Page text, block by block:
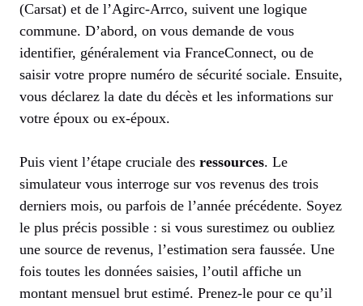
(Carsat) et de l’Agirc-Arrco, suivent une logique
commune. D’abord, on vous demande de vous
identifier, généralement via FranceConnect, ou de
saisir votre propre numéro de sécurité sociale. Ensuite,
vous déclarez la date du décès et les informations sur
votre époux ou ex-époux.
Puis vient l’étape cruciale des ressources. Le
simulateur vous interroge sur vos revenus des trois
derniers mois, ou parfois de l’année précédente. Soyez
le plus précis possible : si vous surestimez ou oubliez
une source de revenus, l’estimation sera faussée. Une
fois toutes les données saisies, l’outil affiche un
montant mensuel brut estimé. Prenez-le pour ce qu’il